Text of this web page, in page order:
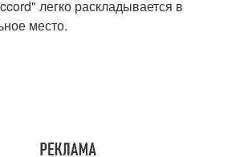
легко раскладывается в
место.